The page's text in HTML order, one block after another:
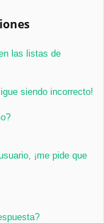
las listas de
siendo incorrecto!
¡me pide que